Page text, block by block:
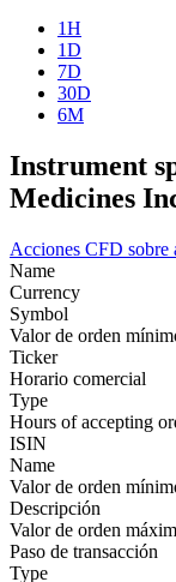
1H
1D
7D
30D
6M
Instrument
Medicines
Acciones CFD sobre
Name
Currency
Symbol
Valor de orden
Ticker
Horario comercial
Type
Hours of accepting
ISIN
Name
Valor de orden
Descripción
Valor de orden
Paso de transacción
Type